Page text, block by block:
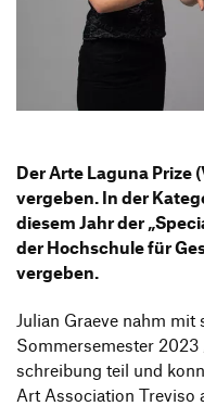
Unternehmen
HfG-Netzwerk
Downloads
Der Arte Laguna Prize
vergeben. In der
diesem Jahr der „
der Hoch­schule für
vergeben.
Julian Graeve nahm
Sommer­se­mester 2023
schrei­bung teil und
Art Asso­cia­tion Treviso